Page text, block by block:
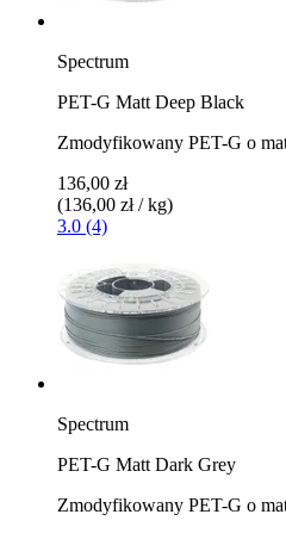
Spectrum
PET-G Matt Deep Black
Zmodyfikowany PET-G o
136,00 zł
(136,00 zł / kg)
3.0 (4)
Spectrum
PET-G Matt Dark Grey
Zmodyfikowany PET-G o